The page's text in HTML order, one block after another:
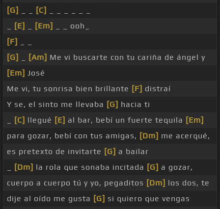
[G]
[C]
[E] [Em]
_ _ ooh_
[F]
[G]
[Am] Me vi buscarte con tu cariña de ángel y
[Em] José
Me vi, tu sonrisa bien brillante [F] distraí
Y se, el sinto me llevaba [G] hacia ti
[C] llegué [E] al bar, bebí un fuerte tequila [Em]
para gozar, bebí con tus amigas, [Dm] me acerqué,
es pretexto de invitarte [G] a bailar
[Dm] la rola que sonaba incitada [G] a gozar,
cuerpo a cuerpo tú y yo, pegaditos [Dm] los dos, te
dije al oído me gusta [G] si quiero que vengas